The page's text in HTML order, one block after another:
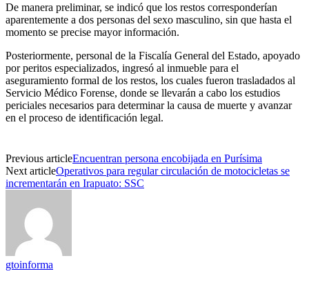
De manera preliminar, se indicó que los restos corresponderían
aparentemente a dos personas del sexo masculino, sin que hasta el
momento se precise mayor información.
Posteriormente, personal de la Fiscalía General del Estado, apoyado
por peritos especializados, ingresó al inmueble para el
aseguramiento formal de los restos, los cuales fueron trasladados al
Servicio Médico Forense, donde se llevarán a cabo los estudios
periciales necesarios para determinar la causa de muerte y avanzar
en el proceso de identificación legal.
Previous articleEncuentran persona encobijada en Purísima
Next articleOperativos para regular circulación de motocicletas se
incrementarán en Irapuato: SSC
gtoinforma